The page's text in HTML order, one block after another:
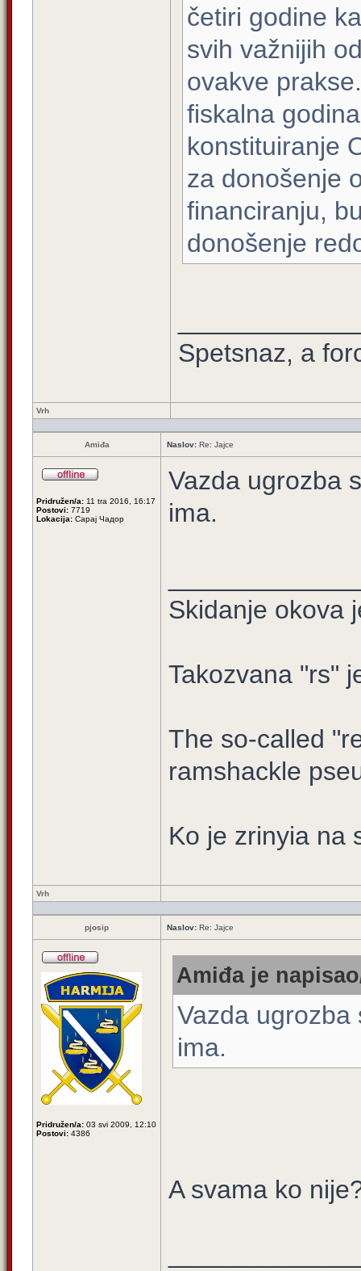
četiri godine
svih važnijih
ovakve
fiskalna
konstituiranje
za donošenje
financiranju,
donošenje
Spetsnaz, a
Vrh
Amiđa Naslov: Re: Jajce
Pridružen/a: 11 tra 2016, 16:17
Postovi: 7719
Lokacija: Сарај Чадор
Vazda ugrozba
ima.
Skidanje okova
Takozvana "rs"
The so-called
ramshackle
Ko je zrinyia na
Vrh
pjosip Naslov: Re: Jajce
Pridružen/a: 03 svi 2009, 12:10
Postovi: 4386
Amiđa je
Vazda ugrozba
ima.
A svama ko